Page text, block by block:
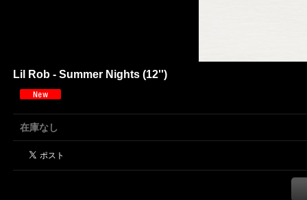
Lil Rob - Summer Nights (12'')
在庫なし